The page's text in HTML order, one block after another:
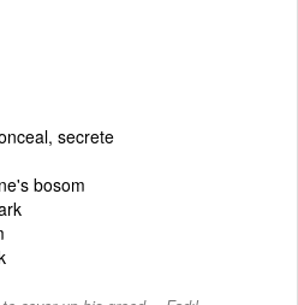
secrete
bosom